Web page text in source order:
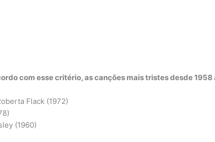
com esse critério, as canções mais tristesdesde 1958
Flack (1972)
(1960)